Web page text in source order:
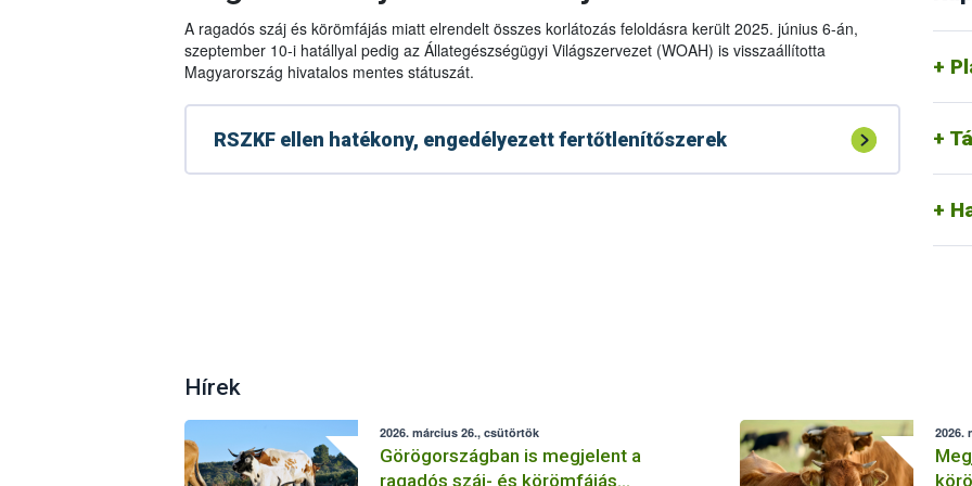
A ragadós száj és körömfájás miatt elrendelt összes korlátozás feloldásra került 2025. június 6-án,
szeptember 10-i hatállyal pedig az Állategészségügyi Világszervezet (WOAH) is visszaállította
Magyarország hivatalos mentes státuszát.
RSZKF ellen hatékony, engedélyezett fertőtlenítőszerek
Hírek
2026. március 26., csütörtök
Görögországban is megjelent a
ragadós száj- és körömfájás
2026.